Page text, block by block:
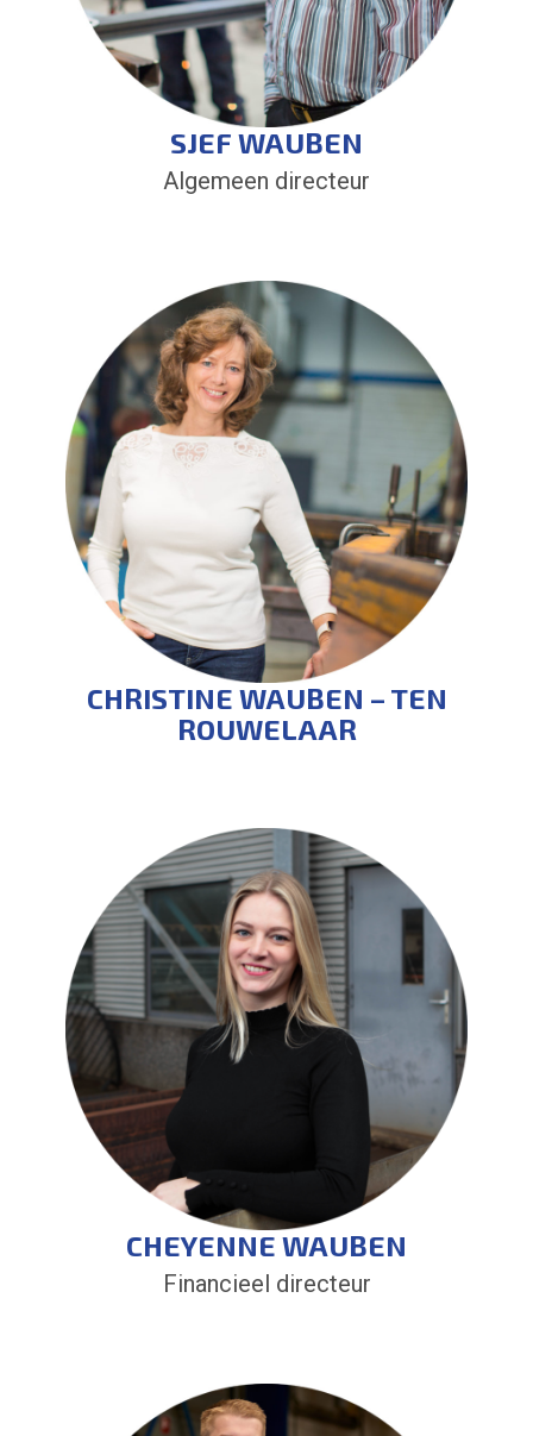
SJEF WAUBEN
Algemeen directeur
CHRISTINE WAUBEN – TEN
ROUWELAAR
CHEYENNE WAUBEN
Financieel directeur